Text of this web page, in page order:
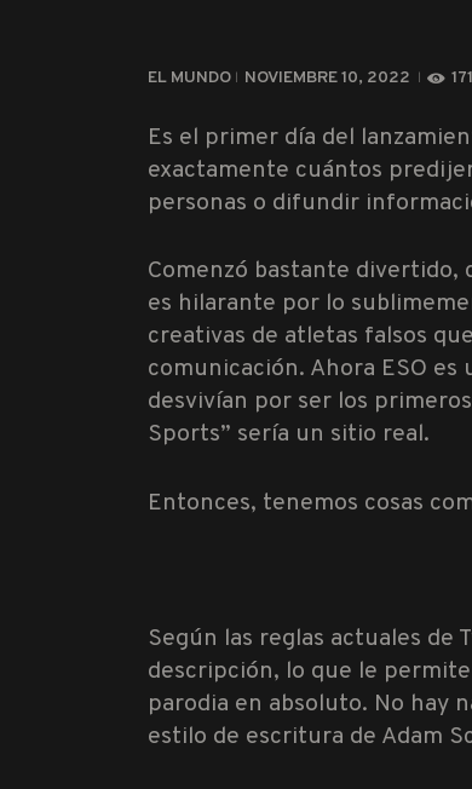
EL MUNDO NOVIEMBRE 10, 2022 171
Es el primer día del
exactamente cuántos
personas o difundir
Comenzó bastante divertido,
es hilarante por lo
creativas de atletas falsos
comunicación. Ahora ESO
desvivían por ser los
Sports” sería un sitio real.
Entonces, tenemos cosas
Según las reglas actuales de
descripción, lo que le
parodia en absoluto. No hay
estilo de escritura de Adam